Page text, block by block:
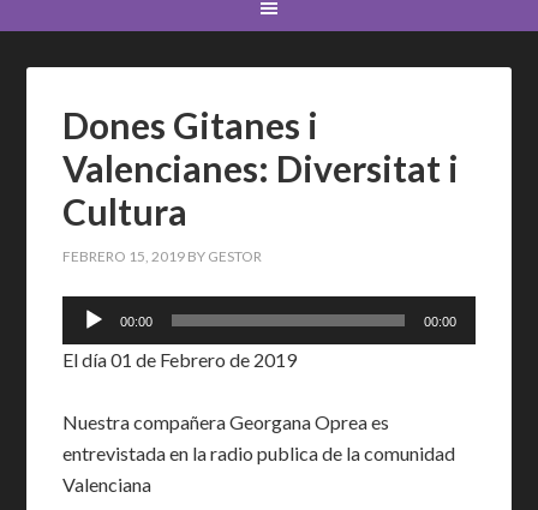
Dones Gitanes i
Valencianes: Diversitat i
Cultura
FEBRERO 15, 2019 BY GESTOR
Reproductor
de
audio
00:00 00:00
El día 01 de Febrero de 2019
Nuestra compañera Georgana Oprea es
entrevistada en la radio publica de la comunidad
Valenciana